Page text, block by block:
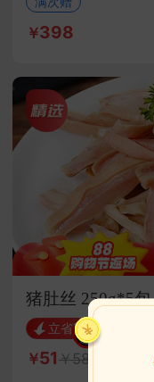
398
猪肚丝 250g*5
立省7
51 58